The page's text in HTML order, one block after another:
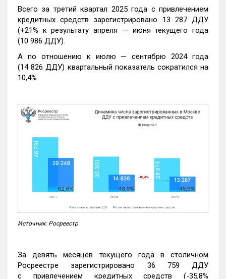
Всего за третий квартал 2025 года с привлечением
кредитных средств зарегистрировано 13 287 ДДУ
(+21% к результату апреля — июня текущего года
(10 986 ДДУ).
А по отношению к июлю — сентябрю 2024 года
(14 826 ДДУ) квартальный показатель сократился на
10,4%.
Источник: Росреестр
За девять месяцев текущего года в столичном
Росреестре зарегистрировано 36 759 ДДУ
с привлечением кредитных средств (-35,8%